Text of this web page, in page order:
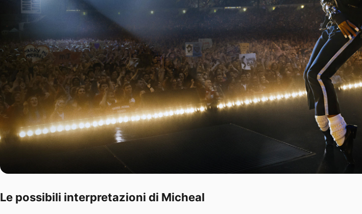
Le possibili interpretazioni di Micheal